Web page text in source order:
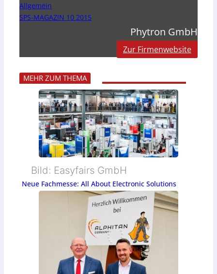
Allgemein
SPS-MAGAZIN 10 2015
Phytron GmbH
Zur Firmenwebsite
MEHR ZUM THEMA
Bild: Easyfairs GmbH
Neue Fachmesse: All About Electronic Solutions